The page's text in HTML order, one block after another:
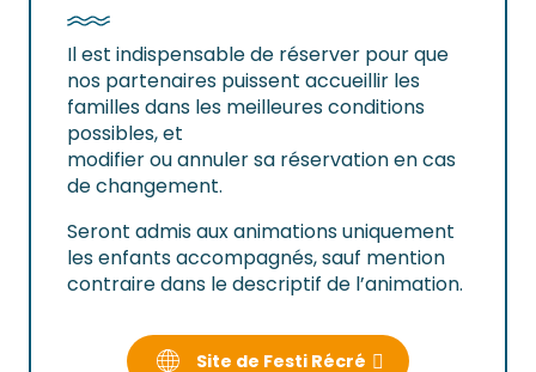
Il est indispensable de réserver pour que
nos partenaires puissent accueillir les
familles dans les meilleures conditions
possibles, et
modifier ou annuler sa réservation en cas
de changement.
Seront admis aux animations uniquement
les enfants accompagnés, sauf mention
contraire dans le descriptif de l’animation.
Site de Festi Récré